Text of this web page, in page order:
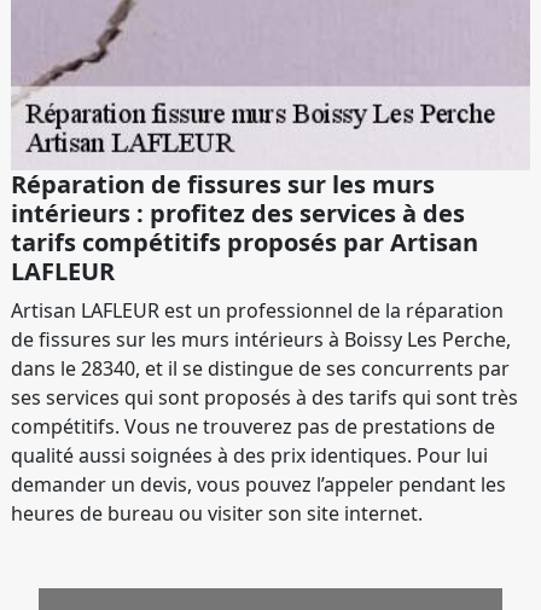
Réparation de fissures sur les murs
intérieurs : profitez des services à des
tarifs compétitifs proposés par Artisan
LAFLEUR
Artisan LAFLEUR est un professionnel de la réparation
de fissures sur les murs intérieurs à Boissy Les Perche,
dans le 28340, et il se distingue de ses concurrents par
ses services qui sont proposés à des tarifs qui sont très
compétitifs. Vous ne trouverez pas de prestations de
qualité aussi soignées à des prix identiques. Pour lui
demander un devis, vous pouvez l’appeler pendant les
heures de bureau ou visiter son site internet.